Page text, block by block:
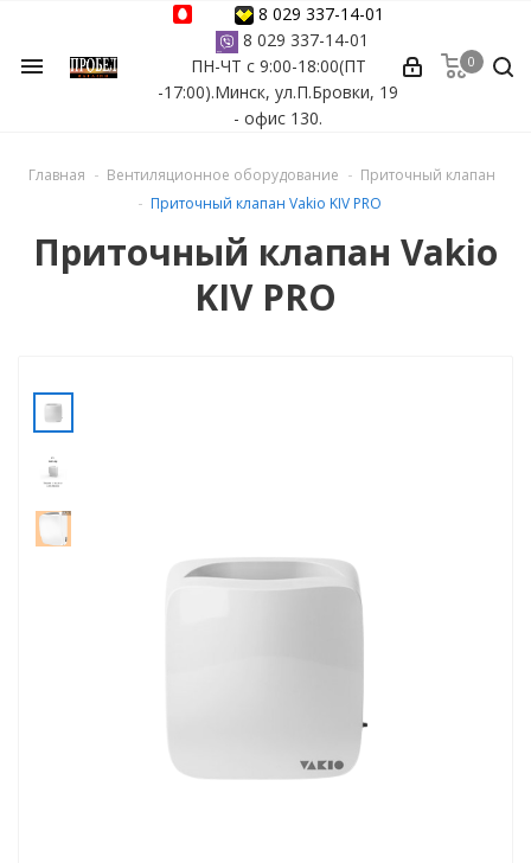
menu
8 029 337-14-01
8 029 337-14-01
ПН-ЧТ с 9:00-18:00(ПТ
-17:00).Минск, ул.П.Бровки, 19
- офис 130.
0
Главная Вентиляционное оборудование
Приточный клапан
Приточный клапан Vakio KIV PRO
Приточный клапан Vakio
KIV PRO